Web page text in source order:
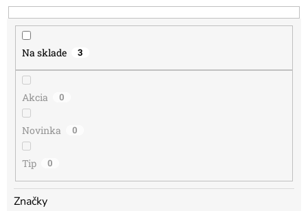
d
Na sklade 3
Akcia 0
Novinka 0
Tip 0
Značky